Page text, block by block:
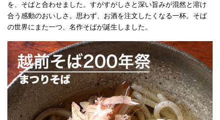
を、そばと合わせました。すがすがしさと深い旨みが混然と溶け
合う感動のおいしさ。思わず、お酒を注文したくなる一杯。そば
の世界にまた一つ、名作そばが誕生しました。